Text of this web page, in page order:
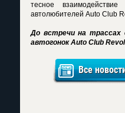
тесное
автолюбителей Auto Club
До встречи на трассах
автогонок Auto Club
Все